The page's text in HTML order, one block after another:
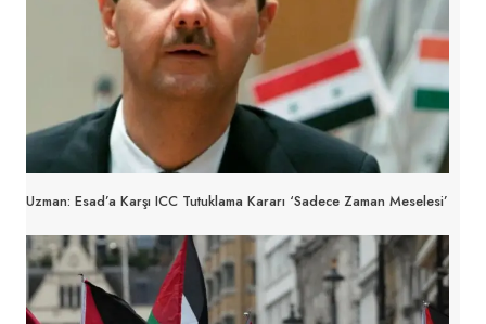
Uzman: Esad’a Karşı ICC Tutuklama Kararı ‘sadece Zaman Meselesi’